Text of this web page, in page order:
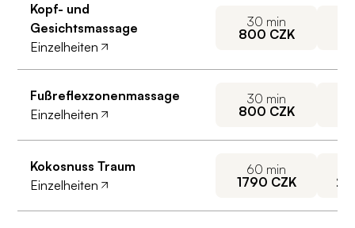
Kopf- und
Gesichtsmassage
Einzelheiten
30 min
800 CZK
Fußreflexzonenmassage
Einzelheiten
30 min
800 CZK
Kokosnuss Traum
Einzelheiten
60 min
1790 CZK